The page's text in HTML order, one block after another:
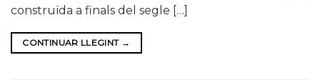
construïda a finals del segle […]
CONTINUAR LLEGINT →